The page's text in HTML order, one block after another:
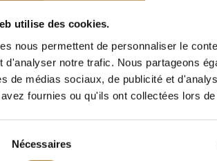
utilise des cookies.
nous permettent de personnaliser le
d'analyser notre trafic. Nous partageons
de médias sociaux, de publicité et
fournies ou qu'ils ont collectées lors
Nécessaires